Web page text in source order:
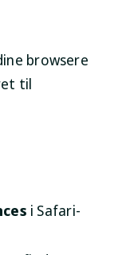
browsere
til
i Safari-